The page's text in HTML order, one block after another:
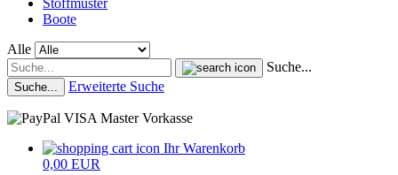
Stoffmuster
Boote
Alle
Suche...
Suche... Erweiterte Suche
Ihr Warenkorb
0,00 EUR